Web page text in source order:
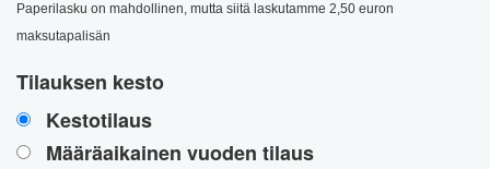
Paperilasku on mahdollinen, mutta siitä laskutamme 2,50 euron
maksutapalisän
Tilauksen kesto
Kestotilaus
Määräaikainen vuoden tilaus